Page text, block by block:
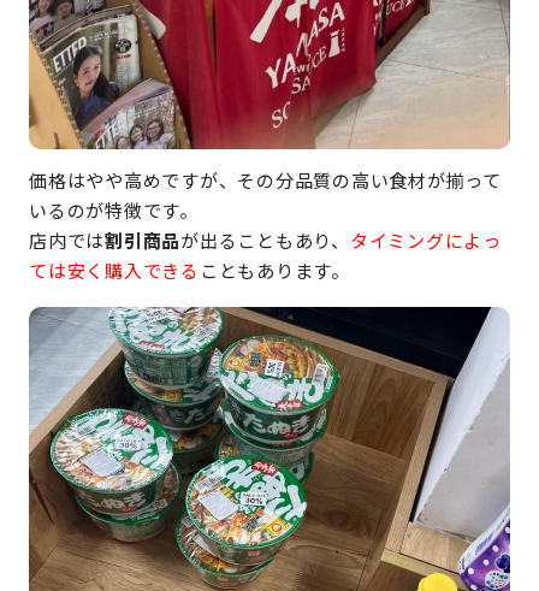
価格はやや高めですが、その分品質の高い食材が揃って
いるのが特徴です。
店内では割引商品が出ることもあり、 タイミングによっ
ては安く購入できる こともあります。